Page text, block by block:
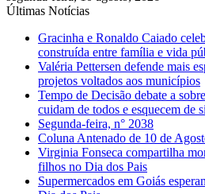
Últimas Notícias
Gracinha e Ronaldo Caiado
construída entre família e vida
Valéria Pettersen defende mais
projetos voltados aos municípios
Tempo de Decisão debate a
cuidam de todos e esquecem de si
Segunda-feira, n° 2038
Coluna Antenado de 10 de
Virginia Fonseca compartilha
filhos no Dia dos Pais
Supermercados em Goiás